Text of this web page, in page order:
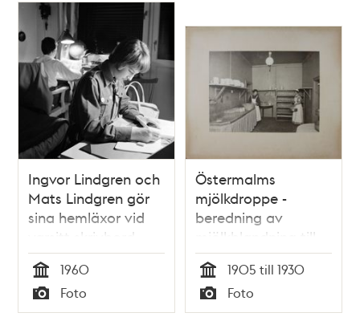
Ingvor Lindgren och
Mats Lindgren gör
sina hemläxor vid
varsitt skrivbord.
Oppundavägen 6
Tid
1960
Typ
Foto
Östermalms
mjölkdroppe -
beredning av
mjölkblandning till
spädbarn
Tid
1905 till 1930
Typ
Foto